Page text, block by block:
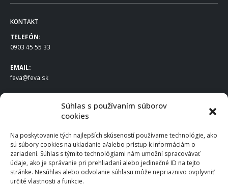
Súhlas s používaním súborov
cookies
Na poskytovanie tých najlepších skúseností používame technológie, ako
sú súbory cookies na ukladanie a/alebo prístup k informáciám o
zariadení. Súhlas s týmito technológiami nám umožní spracovávať
údaje, ako je správanie pri prehliadaní alebo jedinečné ID na tejto
stránke. Nesúhlas alebo odvolanie súhlasu môže nepriaznivo ovplyvniť
určité vlastnosti a funkcie.
KONTAKT
TELEFÓN:
0903 45 55 33
EMAIL:
feva@feva.sk
FEVA Slovakia SK s.r.o.
831 04 Bratislava
IČO: 50922688
DIČ: 2120539388
IČ DPH: SK2120539388